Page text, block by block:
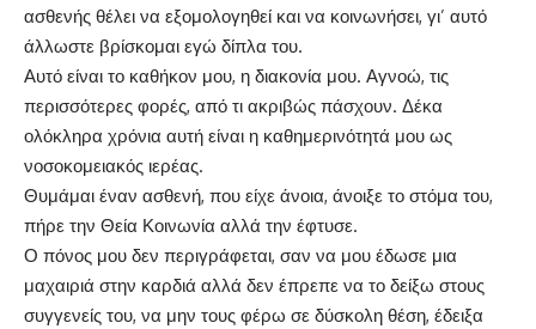
ασθενής θέλει να εξομολογηθεί και να κοινωνήσει, γι’ αυτό
άλλωστε βρίσκομαι εγώ δίπλα του.
Αυτό είναι το καθήκον μου, η διακονία μου. Αγνοώ, τις
περισσότερες φορές, από τι ακριβώς πάσχουν. Δέκα
ολόκληρα χρόνια αυτή είναι η καθημερινότητά μου ως
νοσοκομειακός ιερέας.
Θυμάμαι έναν ασθενή, που είχε άνοια, άνοιξε το στόμα του,
πήρε την Θεία Κοινωνία αλλά την έφτυσε.
Ο πόνος μου δεν περιγράφεται, σαν να μου έδωσε μια
μαχαιριά στην καρδιά αλλά δεν έπρεπε να το δείξω στους
συγγενείς του, να μην τους φέρω σε δύσκολη θέση, έδειξα